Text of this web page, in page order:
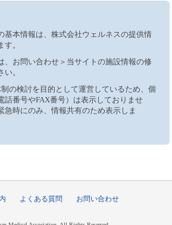
基本情報は、株式会社ウェルネスの提供情
。
、お問い合わせ＞当サイトの施設情報の修
。
の検討を目的として運営しているため、個
話番号やFAX番号）は表示しておりませ
時にのみ、情報共有のため表示しま
よくある質問 お問い合わせ